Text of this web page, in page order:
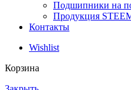
Подшипники на
Продукция
Контакты
Wishlist
Корзина